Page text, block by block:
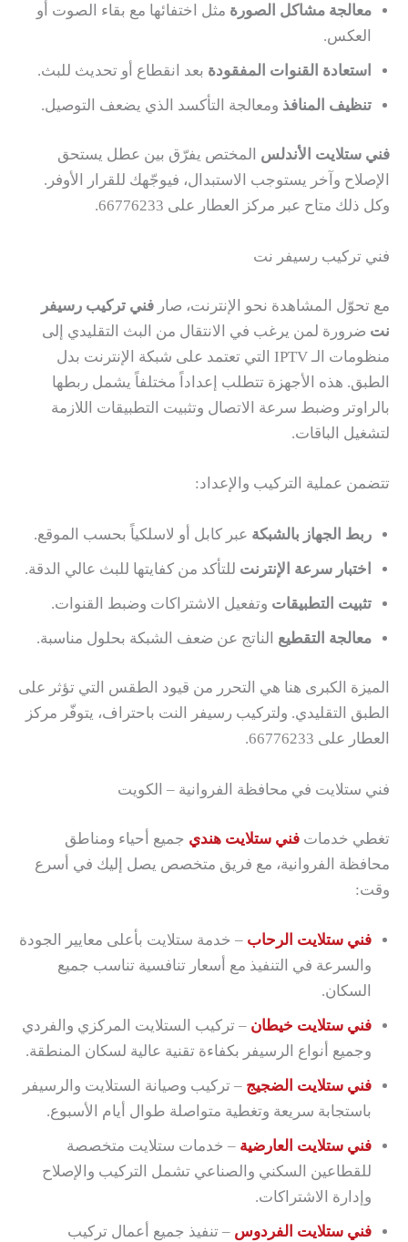
معالجة مشاكل الصورة مثل اختفائها مع بقاء الصوت أو
العكس.
استعادة القنوات المفقودة بعد انقطاع أو تحديث للبث.
تنظيف المنافذ ومعالجة التأكسد الذي يضعف التوصيل.
فني ستلايت الأندلس المختص يفرّق بين عطل يستحق
الإصلاح وآخر يستوجب الاستبدال، فيوجّهك للقرار الأوفر.
وكل ذلك متاح عبر مركز العطار على 66776233.
فني تركيب رسيفر نت
مع تحوّل المشاهدة نحو الإنترنت، صار فني تركيب رسيفر
نت ضرورة لمن يرغب في الانتقال من البث التقليدي إلى
منظومات الـ IPTV التي تعتمد على شبكة الإنترنت بدل
الطبق. هذه الأجهزة تتطلب إعداداً مختلفاً يشمل ربطها
بالراوتر وضبط سرعة الاتصال وتثبيت التطبيقات اللازمة
لتشغيل الباقات.
تتضمن عملية التركيب والإعداد:
ربط الجهاز بالشبكة عبر كابل أو لاسلكياً بحسب الموقع.
اختبار سرعة الإنترنت للتأكد من كفايتها للبث عالي الدقة.
تثبيت التطبيقات وتفعيل الاشتراكات وضبط القنوات.
معالجة التقطيع الناتج عن ضعف الشبكة بحلول مناسبة.
الميزة الكبرى هنا هي التحرر من قيود الطقس التي تؤثر على
الطبق التقليدي. ولتركيب رسيفر النت باحتراف، يتوفّر مركز
العطار على 66776233.
فني ستلايت في محافظة الفروانية – الكويت
تغطي خدمات فني ستلايت هندي جميع أحياء ومناطق
محافظة الفروانية، مع فريق متخصص يصل إليك في أسرع
وقت:
فني ستلايت الرحاب – خدمة ستلايت بأعلى معايير الجودة
والسرعة في التنفيذ مع أسعار تنافسية تناسب جميع
السكان.
فني ستلايت خيطان – تركيب الستلايت المركزي والفردي
وجميع أنواع الرسيفر بكفاءة تقنية عالية لسكان المنطقة.
فني ستلايت الضجيج – تركيب وصيانة الستلايت والرسيفر
باستجابة سريعة وتغطية متواصلة طوال أيام الأسبوع.
فني ستلايت العارضية – خدمات ستلايت متخصصة
للقطاعين السكني والصناعي تشمل التركيب والإصلاح
وإدارة الاشتراكات.
فني ستلايت الفردوس – تنفيذ جميع أعمال تركيب